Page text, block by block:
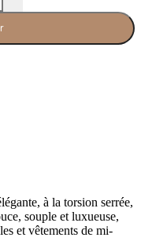
à la torsion serrée,
souple et luxueuse,
et vêtements de mi-